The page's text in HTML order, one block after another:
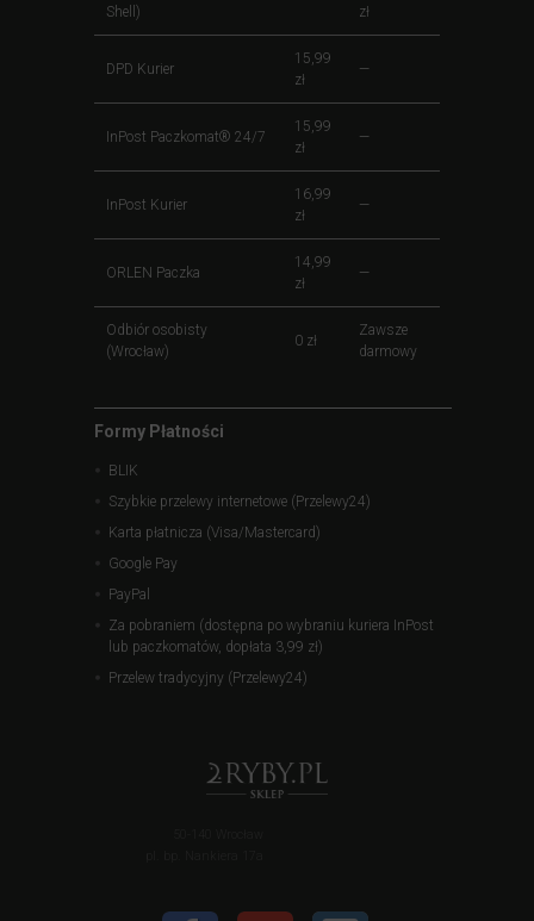
Shell)
zł
DPD Kurier
15,99
zł
—
InPost Paczkomat® 24/7
15,99
zł
—
InPost Kurier
16,99
zł
—
ORLEN Paczka
14,99
zł
—
Odbiór osobisty
(Wrocław)
0 zł
Zawsze
darmowy
Formy Płatności
BLIK
Szybkie przelewy internetowe (Przelewy24)
Karta płatnicza (Visa/Mastercard)
Google Pay
PayPal
Za pobraniem (dostępna po wybraniu kuriera InPost
lub paczkomatów, dopłata 3,99 zł)
Przelew tradycyjny (Przelewy24)